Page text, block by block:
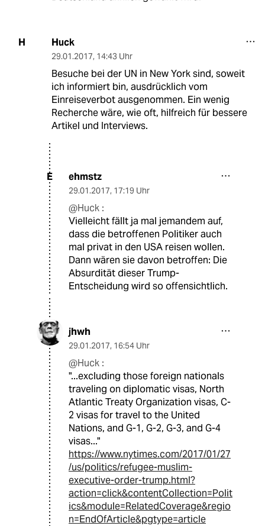
H Huck
29.01.2017, 14:43 Uhr
Besuche bei der UN in New York sind, soweit
ich informiert bin, ausdrücklich vom
Einreiseverbot ausgenommen. Ein wenig
Recherche wäre, wie oft, hilfreich für bessere
Artikel und Interviews.
E ehmstz
29.01.2017, 17:19 Uhr
@Huck :
Vielleicht fällt ja mal jemandem auf,
dass die betroffenen Politiker auch
mal privat in den USA reisen wollen.
Dann wären sie davon betroffen: Die
Absurdität dieser Trump-
Entscheidung wird so offensichtlich.
jhwh
29.01.2017, 16:54 Uhr
@Huck :
"...excluding those foreign nationals
traveling on diplomatic visas, North
Atlantic Treaty Organization visas, C-
2 visas for travel to the United
Nations, and G-1, G-2, G-3, and G-4
visas..."
https://www.nytimes.com/2017/01/27
/us/politics/refugee-muslim-
executive-order-trump.html?
action=click&contentCollection=Polit
ics&module=RelatedCoverage&regio
n=EndOfArticle&pgtype=article